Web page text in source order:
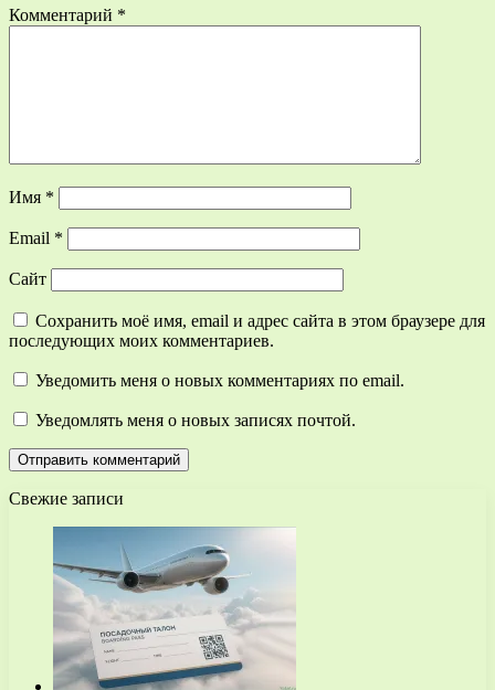
Комментарий *
Имя *
Email *
Сайт
Сохранить моё имя, email и адрес сайта в этом браузере для
последующих моих комментариев.
Уведомить меня о новых комментариях по email.
Уведомлять меня о новых записях почтой.
Свежие записи